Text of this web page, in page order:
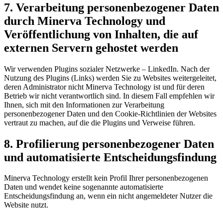
7. Verarbeitung personenbezogener Daten
durch Minerva Technology und
Veröffentlichung von Inhalten, die auf
externen Servern gehostet werden
Wir verwenden Plugins sozialer Netzwerke – LinkedIn. Nach der
Nutzung des Plugins (Links) werden Sie zu Websites weitergeleitet,
deren Administrator nicht Minerva Technology ist und für deren
Betrieb wir nicht verantwortlich sind. In diesem Fall empfehlen wir
Ihnen, sich mit den Informationen zur Verarbeitung
personenbezogener Daten und den Cookie-Richtlinien der Websites
vertraut zu machen, auf die die Plugins und Verweise führen.
8. Profilierung personenbezogener Daten
und automatisierte Entscheidungsfindung
Minerva Technology erstellt kein Profil Ihrer personenbezogenen
Daten und wendet keine sogenannte automatisierte
Entscheidungsfindung an, wenn ein nicht angemeldeter Nutzer die
Website nutzt.